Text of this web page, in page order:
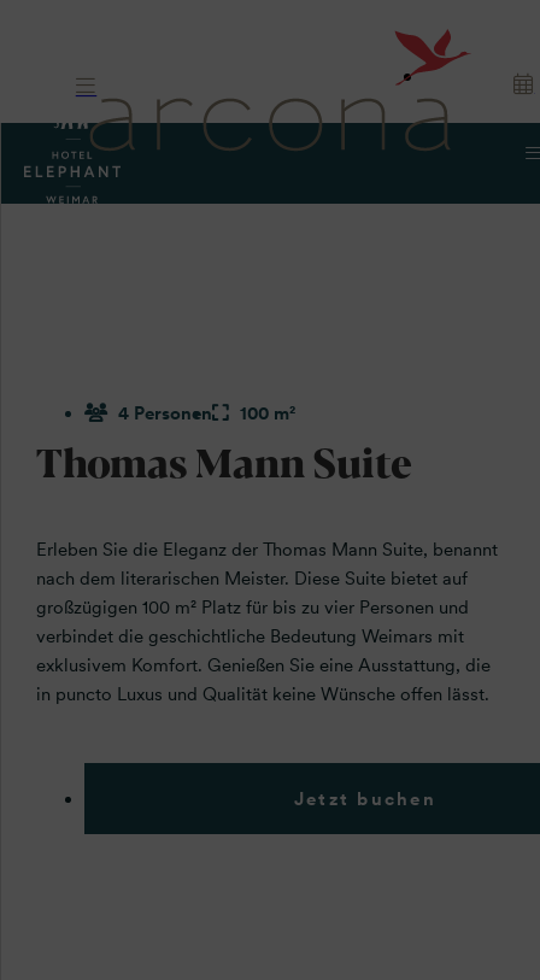
4 Personen 100 m²
Thomas Mann Suite
Erleben Sie die Eleganz der Thomas Mann Suite, benannt
nach dem literarischen Meister. Diese Suite bietet auf
großzügigen 100 m² Platz für bis zu vier Personen und
verbindet die geschichtliche Bedeutung Weimars mit
exklusivem Komfort. Genießen Sie eine Ausstattung, die
in puncto Luxus und Qualität keine Wünsche offen lässt.
Jetzt buchen